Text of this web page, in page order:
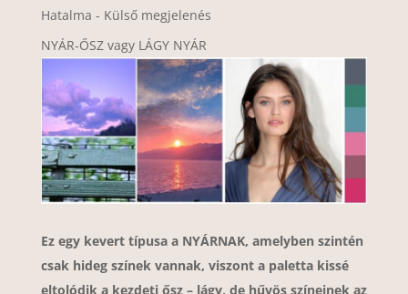
Hatalma - Külső megjelenés
NYÁR-ŐSZ vagy LÁGY NYÁR
Ez egy kevert típusa a NYÁRNAK, amelyben szintén
csak hideg színek vannak, viszont a paletta kissé
eltolódik a kezdeti ősz – lágy, de hűvös színeinek az